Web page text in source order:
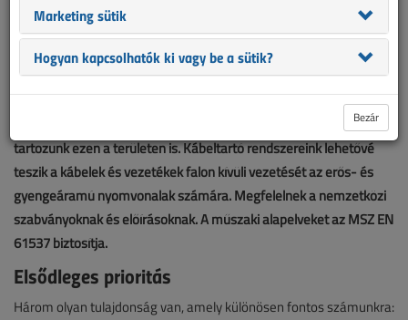
Az OBO Bettermann több mint 100 éve fejleszt termékeket és
megoldásokat villamos installációkhoz. A kábeltartó rendszerek
területéhez kapcsolódó innovációk mindig is fókuszban voltak az
OBO-nál. Sok éves tapasztalatunkkal a vezető gyártók közé
tartozunk ezen a területen is. Kábeltartó rendszereink lehetővé
teszik a kábelek és vezetékek falon kívüli vezetését az erős- és
gyengeáramú nyomvonalak számára. Megfelelnek a nemzetközi
szabványoknak és előírásoknak. A műszaki alapelveket az MSZ EN
61537 biztosítja.
Elsődleges prioritás
Három olyan tulajdonság van, amely különösen fontos számunkra:
Marketing sütik
Hogyan kapcsolhatók ki vagy be a sütik?
Bezár